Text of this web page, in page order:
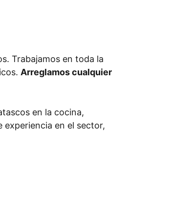
Trabajamos en toda la
Arreglamos cualquier
en la cocina,
experiencia en el sector,